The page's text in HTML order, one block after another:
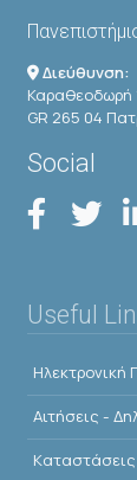
Διεύθυνση:
Καραθεοδωρή
GR 265 04
Social
Useful
Ηλεκτρονική
Αιτήσεις -